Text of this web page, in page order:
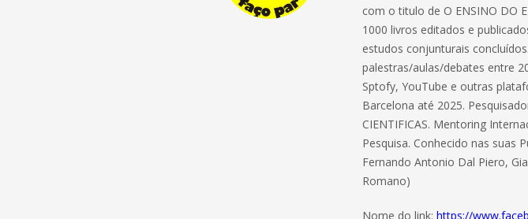
com o titulo de O ENSINO DO
1000 livros editados e
estudos conjunturais
palestras/aulas/debates entre
Sptofy, YouTube e outras
Barcelona até 2025.
CIENTIFICAS. Mentoring
Pesquisa. Conhecido nas suas
Fernando Antonio Dal Piero,
Romano)
Nome do link:https://